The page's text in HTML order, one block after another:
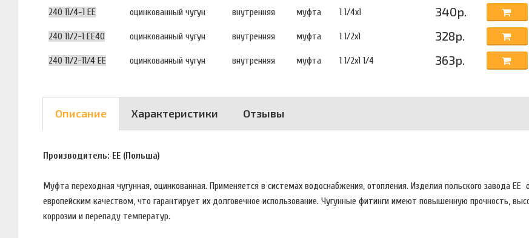
240 11/4-1 EE оцинкованный чугун внутренняя муфта 1 1/4х1 340р.
240 11/2-1 EE40 оцинкованный чугун внутренняя муфта 1 1/2х1 328р.
240 11/2-11/4 EE оцинкованный чугун внутренняя муфта 1 1/2х1 1/4 363р.
Описание Характеристики Отзывы
Производитель: EE (Польша)
Муфта переходная чугунная, оцинкованная. Применяется в системах водоснабжения, отопления. Изделия польского завода
европейским качеством, что гарантирует их долговечное использование. Чугунные фитинги имеют повышенную прочность,
коррозии и перепаду температур.